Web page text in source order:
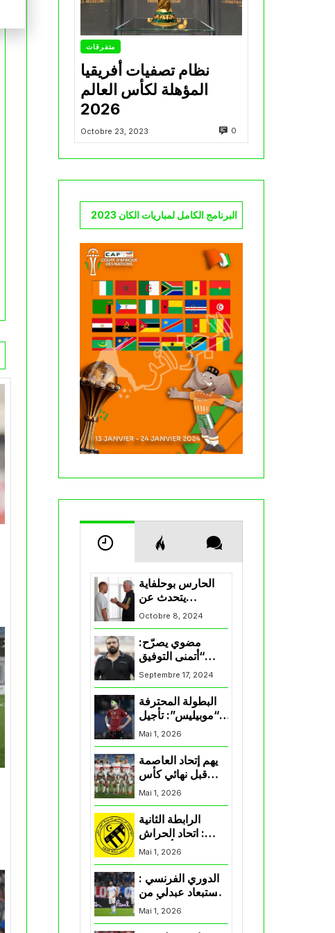
متفرقات
نظام تصفيات أفريقيا
المؤهلة لكأس العالم
2026
Octobre 23, 2023 0
البرنامج الكامل لمباريات الكان 2023
الحارس بوحلفاية
يتحدث عن
طموحاته مع
المنتخب و شباب
قسنطينة
Octobre 8, 2024
مضوي يصرّح:
“أتمنى التوفيق
لممثلي الكرة
الجزائرية في
Septembre 17, 2024
البطولة المحترفة
“موبيليس”: تأجيل
مباراة إتحاد
العاصمة وأتلتيك
بارادو
Mai 1, 2026
يهم إتحاد العاصمة
قبل نهائي كأس
اكاف : الزمالك
يسقط بثلاثية أمام
Mai 1, 2026
الرابطة الثانية
: اتحاد الحراش
يحسم التأهل إلى
“البلاي أوف”
Mai 1, 2026
الدوري الفرنسي :
استبعاد عبدلي من
قائمة مرسيليا أمام
Mai 1, 2026